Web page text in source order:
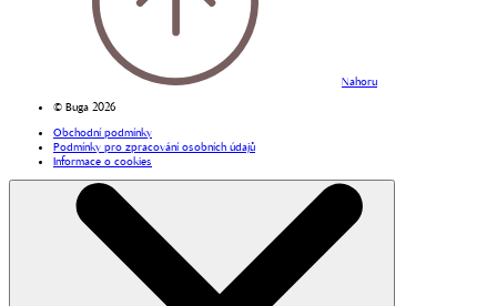
Nahoru
© Buga 2026
Obchodní podmínky
Podmínky pro zpracování osobních údajů
Informace o cookies